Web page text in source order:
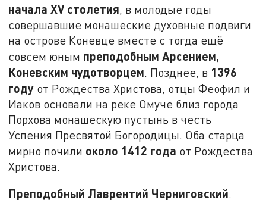
началаXVстолетия, в молодые годы
совершавшие монашеские духовные подвиги
на острове Коневце вместе с тогда ещё
совсем юным преподобным Арсением,
Коневским чудотворцем. Позднее, в 1396
году от Рождества Христова, отцы Феофил и
Иаков основали на реке Омуче близ города
Порхова монашескую пустынь в честь
Успения Пресвятой Богородицы. Оба старца
мирно почили около 1412 года от Рождества
Христова.
Преподобный Лаврентий Черниговский.